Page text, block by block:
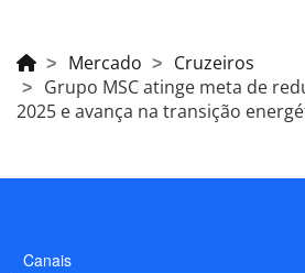
Mercado
Cruzeiros
Grupo MSC atinge meta de
2025 e avança na transição
Canais